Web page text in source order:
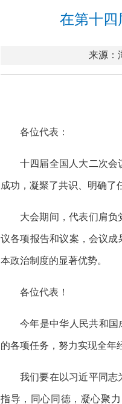
在第十四
来源：
各位代表：
十四届全国人大二次会
成功，凝聚了共识、明确了
大会期间，代表们肩
议各项报告和议案，会议
本政治制度的显著优势。
各位代表！
今年是中华人民共和国
的各项任务，努力实现全年
我们要在以习近平同志
指导，同心同德，凝心聚